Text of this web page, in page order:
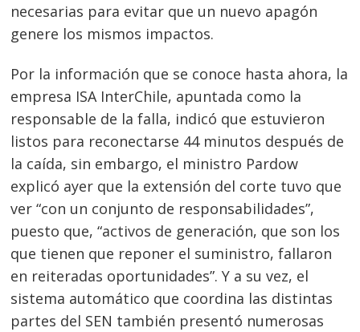
necesarias para evitar que un nuevo apagón
genere los mismos impactos.
Por la información que se conoce hasta ahora, la
empresa ISA InterChile, apuntada como la
responsable de la falla, indicó que estuvieron
listos para reconectarse 44 minutos después de
la caída, sin embargo, el ministro Pardow
explicó ayer que la extensión del corte tuvo que
ver “con un conjunto de responsabilidades”,
puesto que, “activos de generación, que son los
que tienen que reponer el suministro, fallaron
en reiteradas oportunidades”. Y a su vez, el
sistema automático que coordina las distintas
partes del SEN también presentó numerosas